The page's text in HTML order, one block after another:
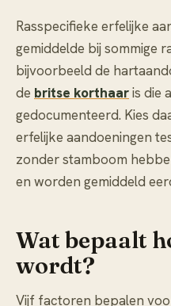
Rasspecifieke erfelijke
gemiddelde bij sommige
bijvoorbeeld de
de britse korthaaris die
gedocumenteerd. Kies
erfelijke aandoeningen
zonder stamboom
en worden gemiddeld
Wat bepaalt
wordt?
Vijf factoren bepalen